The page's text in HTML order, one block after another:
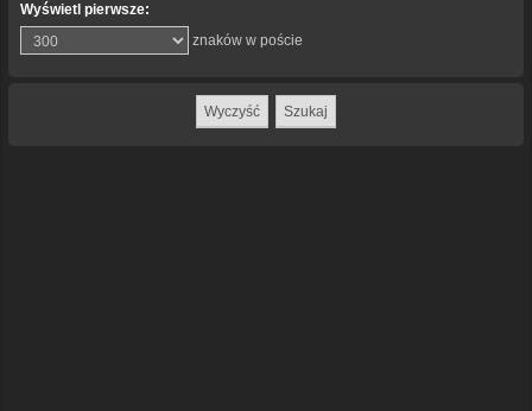
Wyświetl pierwsze:
znaków w poście